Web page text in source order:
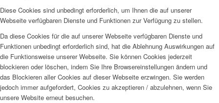
Diese Cookies sind unbedingt erforderlich, um Ihnen die auf unserer
Webseite verfügbaren Dienste und Funktionen zur Verfügung zu stellen.
Da diese Cookies für die auf unserer Webseite verfügbaren Dienste und
Funktionen unbedingt erforderlich sind, hat die Ablehnung Auswirkungen auf
die Funktionsweise unserer Webseite. Sie können Cookies jederzeit
blockieren oder löschen, indem Sie Ihre Browsereinstellungen ändern und
das Blockieren aller Cookies auf dieser Webseite erzwingen. Sie werden
jedoch immer aufgefordert, Cookies zu akzeptieren / abzulehnen, wenn Sie
unsere Website erneut besuchen.